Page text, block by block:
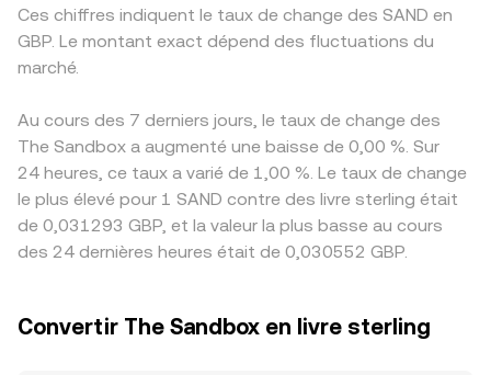
Ces chiffres indiquent le taux de change des SAND en
GBP. Le montant exact dépend des fluctuations du
marché.
Au cours des 7 derniers jours, le taux de change des
The Sandbox a augmenté une baisse de 0,00 %. Sur
24 heures, ce taux a varié de 1,00 %. Le taux de change
le plus élevé pour 1 SAND contre des livre sterling était
de 0,031293 GBP, et la valeur la plus basse au cours
des 24 dernières heures était de 0,030552 GBP.
Convertir The Sandbox en livre sterling